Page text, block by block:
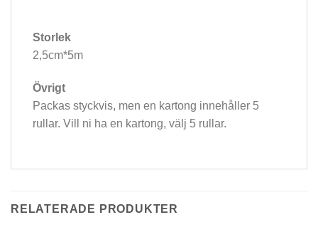
Storlek
2,5cm*5m
Övrigt
Packas styckvis, men en kartong innehåller 5
rullar. Vill ni ha en kartong, välj 5 rullar.
RELATERADE PRODUKTER